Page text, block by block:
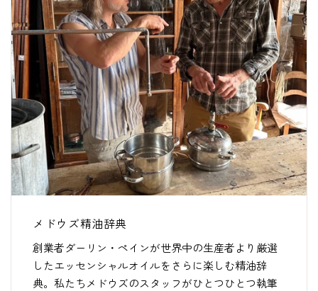
メドウズ精油辞典
創業者ダーリン・ペインが世界中の生産者より厳選
したエッセンシャルオイルをさらに楽しむ精油辞
典。私たちメドウズのスタッフがひとつひとつ執筆